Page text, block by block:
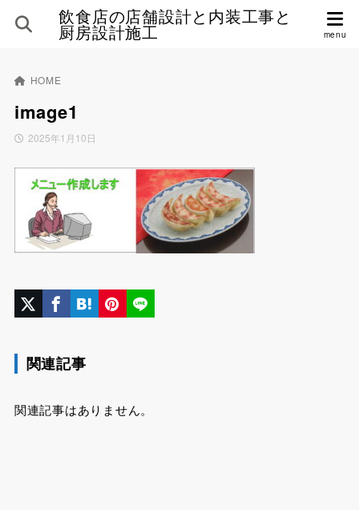
飲食店の店舗設計と内装工事と
厨房設計施工
HOME
image1
2025年1月10日
関連記事
関連記事はありません。